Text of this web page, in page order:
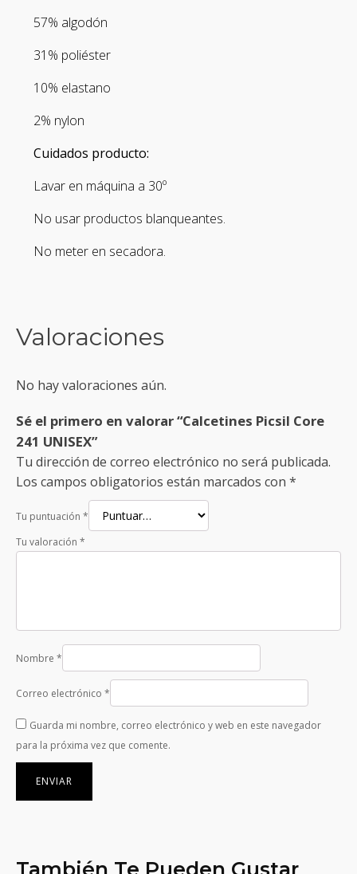
57% algodón
31% poliéster
10% elastano
2% nylon
Cuidados producto:
Lavar en máquina a 30º
No usar productos blanqueantes.
No meter en secadora.
Valoraciones
No hay valoraciones aún.
Sé el primero en valorar “Calcetines Picsil Core
241 UNISEX”
Tu dirección de correo electrónico no será publicada.
Los campos obligatorios están marcados con *
Tu puntuación *
Tu valoración *
Nombre *
Correo electrónico *
Guarda mi nombre, correo electrónico y web en este navegador
para la próxima vez que comente.
También Te Pueden Gustar